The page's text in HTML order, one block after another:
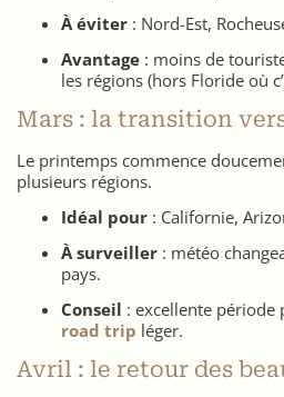
À éviter : Nord-Est,
Avantage : moins de
les régions (hors Floride où
Mars : la transition
Le printemps commence
plusieurs régions.
Idéal pour : Californie,
À surveiller : météo
pays.
Conseil : excellente période
road trip léger.
Avril : le retour des